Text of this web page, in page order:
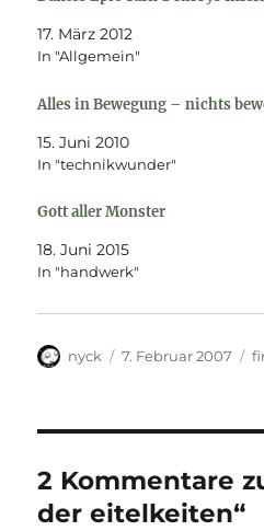
17. März 2012
In "Allgemein"
Alles in Bewegung – nichts
15. Juni 2010
In "technikwunder"
Gott aller Monster
18. Juni 2015
In "handwerk"
Autor
nyck
Veröffentlicht
7. Februar 2007
2 Kommentare
der eitelkeiten“